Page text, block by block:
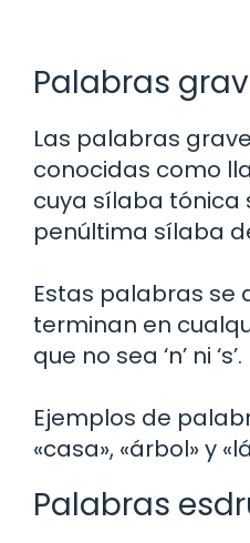
Palabras
Las palabras
conocidas como
cuya sílaba tónica
penúltima sílaba
Estas palabras se
terminan en
que no sea ‘n’ ni ‘s’.
Ejemplos de
«casa», «árbol» y
Palabras